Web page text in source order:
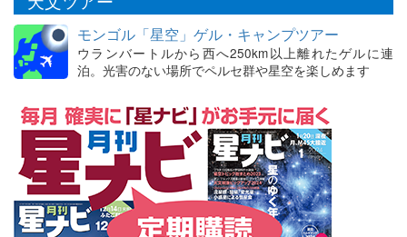
モンゴル「星空」ゲル・キャンプツアー
ウランバートルから西へ250km以上離れたゲルに連
泊。光害のない場所でペルセ群や星空を楽しめます